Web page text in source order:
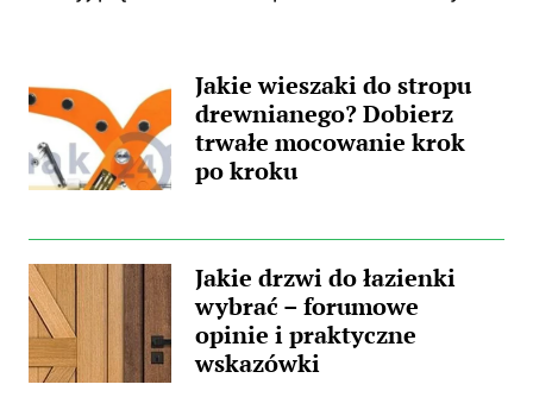
położona kostka zaczyna...Jakie wieszaki do stropu
drewnianego? Dobierz
trwałe mocowanie krok
po kroku
Jakie drzwi do łazienki
wybrać – forumowe
opinie i praktyczne
wskazówki